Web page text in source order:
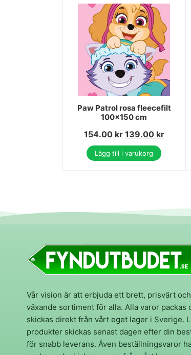
Paw Patrol rosa fleecefilt
100x150 cm
154.00kr 139.00 kr
Lägg till i varukorg
Vår vision är att erbjuda ett brett, prisvärt
växande sortiment för alla. Alla varor packas
skickas direkt från vårt eget lager i Sverige.
produkter skickas senast dagen efter din
för snabb leverans. Även beställningsvaror